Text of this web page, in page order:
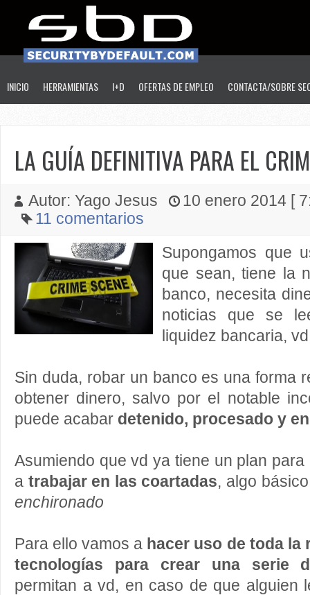
INICIO HERRAMIENTAS I+D OFERTAS DE EMPLEO CONTACTA/SOBRE
LA GUÍA DEFINITIVA PARA EL
Autor: Yago Jesus
10 enero 2014 [
11 comentarios
Supongamos que
que sean, tiene la
banco, necesita
noticias que se
liquidez bancaria,
Sin duda, robar un banco es una forma
obtener dinero, salvo por el notable
puede acabar detenido, procesado y
Asumiendo que vd ya tiene un plan
a trabajar en las coartadas, algo
enchironado
Para ello vamos a hacer uso de toda la
tecnologías para crear una serie
permitan a vd, en caso de que alguien